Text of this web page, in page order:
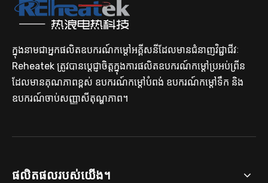
ក្នុងនាមជាអ្នកផលិតឧបករណ៍កម្តៅអគ្គីសនីដែលមានជំនាញវិជ្ជាជីវៈ
Reheatek ត្រូវបានប្តេជ្ញាចិត្តក្នុងការផលិតឧបករណ៍កម្តៅប្រអប់ព្រីន
ដែលមានគុណភាពខ្ពស់ ឧបករណ៍កម្តៅបំពង់ ឧបករណ៍កម្តៅទឹក និង
ឧបករណ៍ចាប់សញ្ញាសីតុណ្ហភាព។
ផលិតផលរបស់យើង។